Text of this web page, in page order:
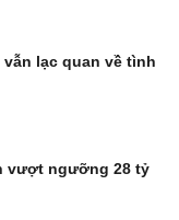
vẫn lạc quan về tình
vượt ngưỡng 28 tỷ